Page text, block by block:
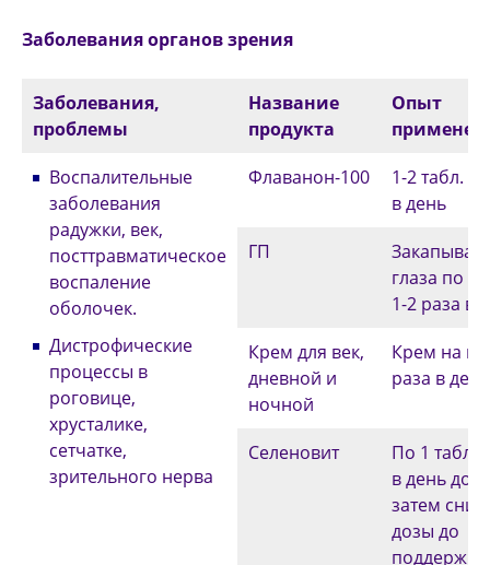
Заболевания органов зрения
Заболевания,
проблемы
Название
продукта
Опыт
Воспалительные
заболевания
радужки, век,
посттравматическое
воспаление
оболочек.
Дистрофические
процессы в
роговице,
хрусталике,
сетчатке,
зрительного нерва
Флаванон-100
1-2 табл. 3-
в день
ГП
глаза по
1-2 раза в
Крем для век,
дневной и
ночной
Крем на
раза в день
Селеновит
По 1 табл.
в день до
затем
дозы до